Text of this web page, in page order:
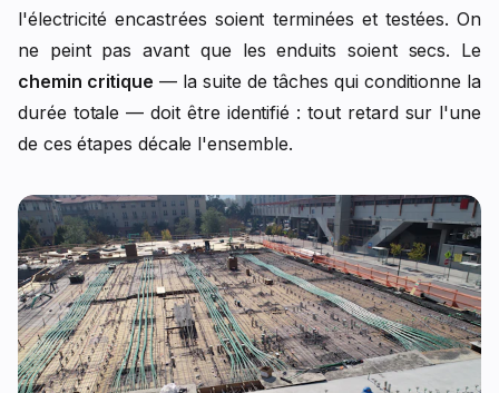
l'électricité encastrées soient terminées et testées. On
ne peint pas avant que les enduits soient secs. Le
chemin critique — la suite de tâches qui conditionne la
durée totale — doit être identifié : tout retard sur l'une
de ces étapes décale l'ensemble.